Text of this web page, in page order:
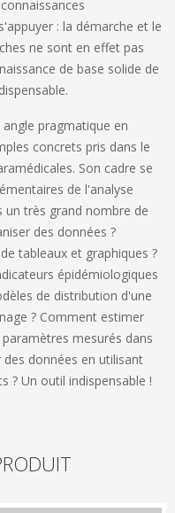
: la démarche et le
ne sont en effet pas
de base solide de
pragmatique en
concrets pris dans le
Son cadre se
de l'analyse
très grand nombre de
des données ?
tableaux et graphiques ?
épidémiologiques
de distribution d'une
? Comment estimer
mesurés dans
données en utilisant
? Un outil indispensable !